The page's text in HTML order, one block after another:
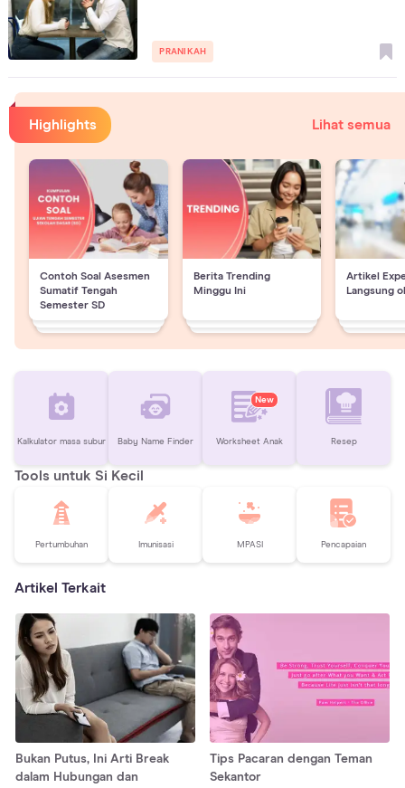
PRANIKAH
Highlights Lihat semua
Contoh Soal Asesmen
Sumatif Tengah
Semester SD
Berita Trending
Minggu Ini
Artikel
Langsung
Kalkulator masa subur Baby Name Finder
New
Worksheet Anak Resep
Tools untuk Si Kecil
Pertumbuhan Imunisasi MPASI Pencapaian
Artikel Terkait
Bukan Putus, Ini Arti Break
dalam Hubungan dan
Tips Pacaran dengan Teman
Sekantor